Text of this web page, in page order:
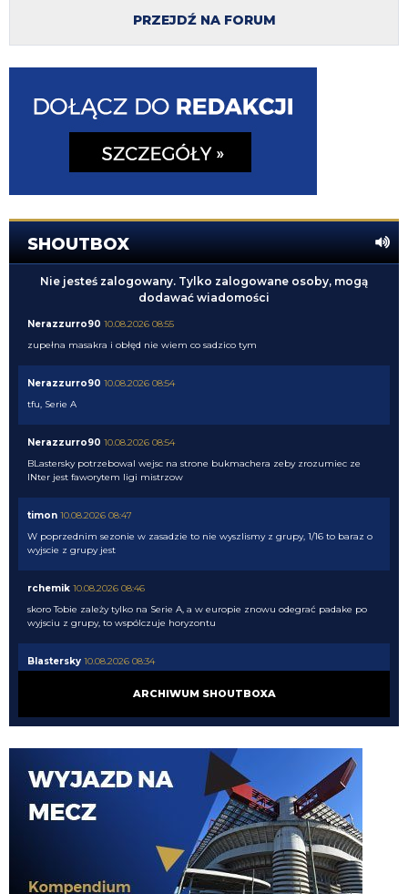
PRZEJDŹ NA FORUM
SHOUTBOX
Nie jesteś zalogowany. Tylko zalogowane osoby, mogą
dodawać wiadomości
Nerazzurro90 10.08.2026 08:55
zupełna masakra i obłęd nie wiem co sadzico tym
Nerazzurro90 10.08.2026 08:54
tfu, Serie A
Nerazzurro90 10.08.2026 08:54
BLastersky potrzebowal wejsc na strone bukmachera zeby zrozumiec ze
INter jest faworytem ligi mistrzow
timon 10.08.2026 08:47
W poprzednim sezonie w zasadzie to nie wyszlismy z grupy, 1/16 to baraz o
wyjscie z grupy jest
rchemik 10.08.2026 08:46
skoro Tobie zależy tylko na Serie A, a w europie znowu odegrać padake po
wyjsciu z grupy, to wspólczuje horyzontu
Blastersky 10.08.2026 08:34
jesteśmy Zdecydowanym faworytem do wygrania ligi na ten moment mimo
kolejny wynalazek z Ligue 1... dajcie spokój
Rebelde 10.08.2026 07:57
Patrzac na jego statystki, bardziej 2,5mln
Tifosinho 10.08.2026 07:54
ARCHIWUM SHOUTBOXA